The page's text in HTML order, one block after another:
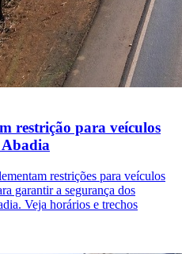
restrição para veículos
Abadia
restrições para veículos
garantir a segurança dos
Veja horários e trechos